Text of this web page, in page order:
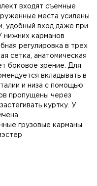
входят съемные
места усилены
удобный вход даже при
нижних карманов
регулировка в трех
сетка, анатомическая
боковое зрение. Для
вкладывать в
и низа с помощью
пропущены через
куртку. У
грузовые карманы.